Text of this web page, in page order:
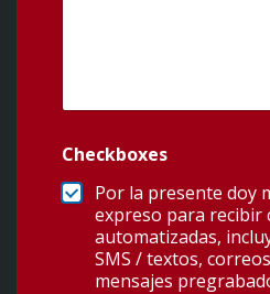
Checkboxes
Por la presente doy
expreso para recibir
automatizadas,
SMS / textos,
mensajes